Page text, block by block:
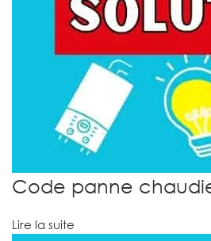
Code panne
Lire la suite